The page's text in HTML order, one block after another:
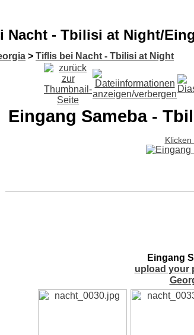
Nacht - Tbilisi at Night/
> Tiflis bei Nacht - Tbilisi at Night
Eingang Sameba -
Eingang
upload your